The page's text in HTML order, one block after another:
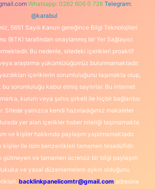
Whatsapp: 0262 606 0 726 Telegram:
@karabul
5651 Sayılı Kanun gereğince Bilgi Teknolojileri
(BTK) tarafından onaylanmış bir Yer Sağlayıcı
Bu nedenle, sitedeki içerikleri proaktif
araştırma yükümlülüğümüz bulunmamaktadır.
içeriklerin sorumluluğunu taşımakta olup,
sorumluluğu kabul etmiş sayılırlar. Bu internet
kurum veya şahıs şirketi ile hiçbir bağlantısı
Sitede yalnızca kendi hazırladığımız makaleler
yer alan içerikler haber niteliği taşımamakta
ve kişiler hakkında paylaşım yapılmamaktadır.
kişiler ile isim benzerlikleri tamamen tesadüfidir.
gütmeyen ve tamamen ücretsiz bir bilgi paylaşım
ve yasal düzenlemelere aykırı olduğunu
backlinkpanelicomtr@gmail.comadresine